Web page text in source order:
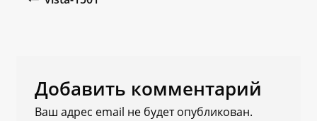
Добавить комментарий
Ваш адрес email не будет опубликован.